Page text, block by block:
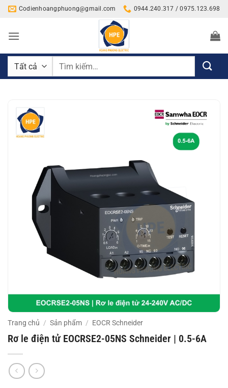
Bỏ
nội
Codienhoangphuong@gmail.com 0944.240.317 / 0975.123.698
Tìm
Trang chủ / Sản phẩm / EOCR Schneider
Rơ le điện tử EOCRSE2-05NS Schneider | 0.5-6A